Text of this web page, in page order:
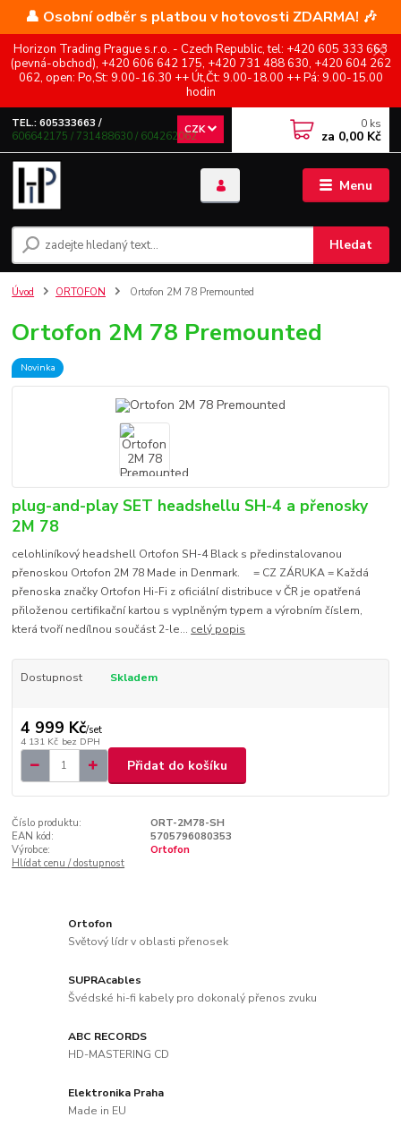
👤 Osobní odběr s platbou v hotovosti ZDARMA! 🎶
Horizon Trading Prague s.r.o. - Czech Republic, tel: +420 605 333 663
(pevná-obchod), +420 606 642 175, +420 731 488 630, +420 604 262
062, open: Po,St: 9.00-16.30 ++ Út,Čt: 9.00-18.00 ++ Pá: 9.00-15.00
hodin
Menu
CZK
Hledat
TEL.: 605333663 /
606642175 / 731488630 / 604262062
0 ks
za 0,00 Kč
Úvod ORTOFON Ortofon 2M 78 Premounted
Ortofon 2M 78 Premounted
Novinka
plug-and-play SET headshellu SH-4 a přenosky
2M 78
celohliníkový headshell Ortofon SH-4 Black s předinstalovanou
přenoskou Ortofon 2M 78 Made in Denmark. = CZ ZÁRUKA = Každá
přenoska značky Ortofon Hi-Fi z oficiální distribuce v ČR je opatřená
přiloženou certifikační kartou s vyplněným typem a výrobním číslem,
která tvoří nedílnou součást 2-le... celý popis
Dostupnost Skladem
4 999 Kč/set
4 131 Kč bez DPH
Přidat do košíku
Číslo produktu:
ORT-2M78-SH
EAN kód:
5705796080353
Výrobce:
Ortofon
Hlídat cenu / dostupnost
Ortofon
Světový lídr v oblasti přenosek
SUPRAcables
Švédské hi-fi kabely pro dokonalý přenos zvuku
ABC RECORDS
HD-MASTERING CD
Elektronika Praha
Made in EU